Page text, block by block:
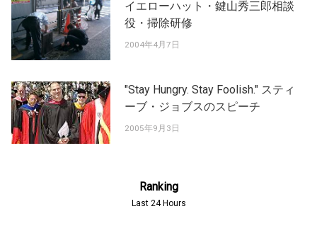
イエローハット・鍵山秀三郎相談
役・掃除研修
2004年4月7日
"Stay Hungry. Stay Foolish." スティ
ーブ・ジョブスのスピーチ
2005年9月3日
Ranking
Last 24 Hours